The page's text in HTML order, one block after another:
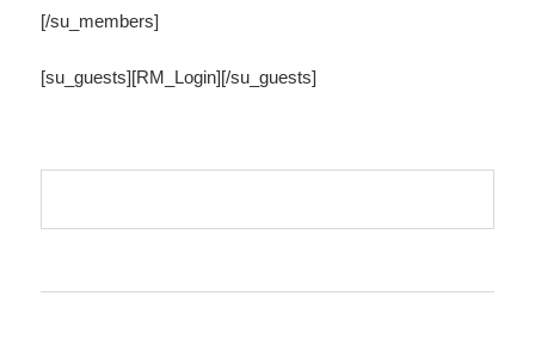
[/su_members]
[su_guests][RM_Login][/su_guests]